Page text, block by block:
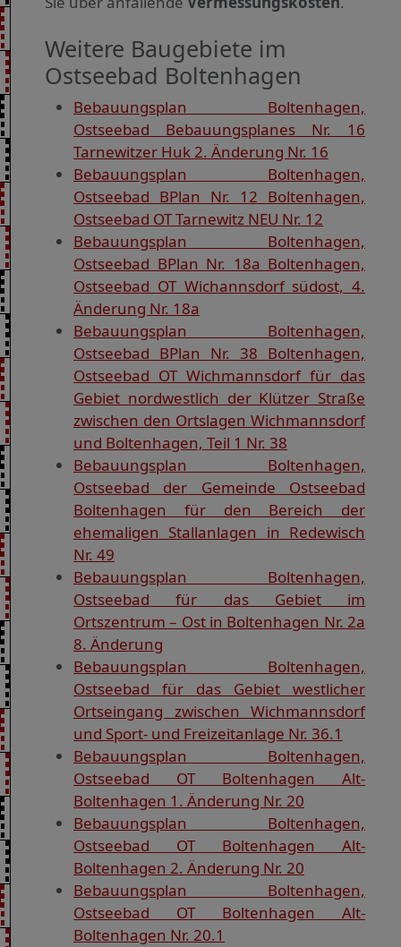
Weitere Baugebiete im
Ostseebad Boltenhagen
Bebauungsplan Boltenhagen,
Ostseebad Bebauungsplanes Nr. 16
Tarnewitzer Huk 2. Änderung Nr. 16
Bebauungsplan Boltenhagen,
Ostseebad BPlan Nr. 12 Boltenhagen,
Ostseebad OT Tarnewitz NEU Nr. 12
Bebauungsplan Boltenhagen,
Ostseebad BPlan Nr. 18a Boltenhagen,
Ostseebad OT Wichannsdorf südost, 4.
Änderung Nr. 18a
Bebauungsplan Boltenhagen,
Ostseebad BPlan Nr. 38 Boltenhagen,
Ostseebad OT Wichmannsdorf für das
Gebiet nordwestlich der Klützer Straße
zwischen den Ortslagen Wichmannsdorf
und Boltenhagen, Teil 1 Nr. 38
Bebauungsplan Boltenhagen,
Ostseebad der Gemeinde Ostseebad
Boltenhagen für den Bereich der
ehemaligen Stallanlagen in Redewisch
Nr. 49
Bebauungsplan Boltenhagen,
Ostseebad für das Gebiet im
Ortszentrum – Ost in Boltenhagen Nr. 2a
8. Änderung
Bebauungsplan Boltenhagen,
Ostseebad für das Gebiet westlicher
Ortseingang zwischen Wichmannsdorf
und Sport- und Freizeitanlage Nr. 36.1
Bebauungsplan Boltenhagen,
Ostseebad OT Boltenhagen Alt-
Boltenhagen 1. Änderung Nr. 20
Bebauungsplan Boltenhagen,
Ostseebad OT Boltenhagen Alt-
Boltenhagen 2. Änderung Nr. 20
Bebauungsplan Boltenhagen,
Ostseebad OT Boltenhagen Alt-
Boltenhagen Nr. 20.1